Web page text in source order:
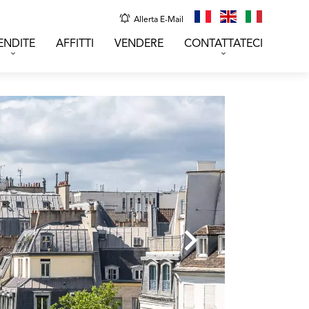
Allerta E-Mail
AFFITTI VENDERE CONTATTATECI